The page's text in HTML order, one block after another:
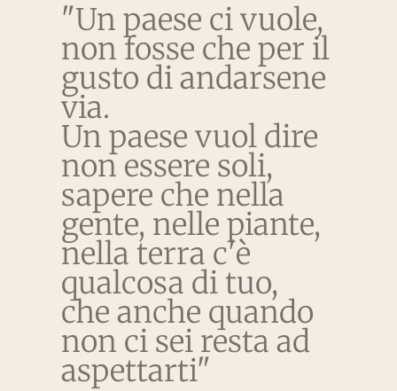
"Un paese ci vuole,
non fosse che per il
gusto di andarsene
via.
Un paese vuol dire
non essere soli,
sapere che nella
gente, nelle piante,
nella terra c'è
qualcosa di tuo,
che anche quando
non ci sei resta ad
aspettarti"